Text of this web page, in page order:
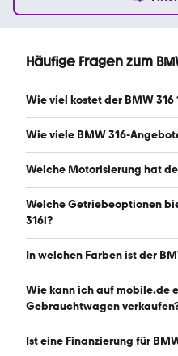
Häufige Fragen zum
Wie viel kostet der BMW 316
Ein guter Preis für einen
Wie viele BMW 316-
Es gibt insgesamt 40 BMW
Welche Motorisierung hat
Der BMW 316 1996 316i hat
102 PS. (Stand: 6.8.2026)
Welche Getriebeoptionen
316i?
Der BMW 316 1996 316i ist
In welchen Farben ist der
Den BMW 316 1996 316i
blau, grau, lila, schwarz,
Wie kann ich auf mobile.de
Gebrauchtwagen
Alle Informationen zum
Ist eine Finanzierung für